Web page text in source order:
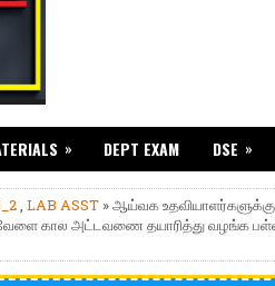
» DEPT EXAM DSE »
, LAB ASST » ஆய்வக
கால அட்டவணை தயாரித்து வழங்க